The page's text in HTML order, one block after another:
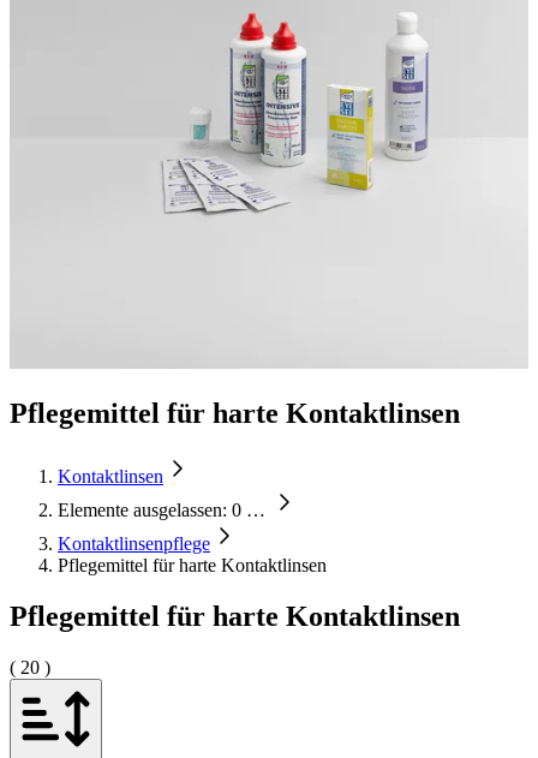
Pflegemittel für harte Kontaktlinsen
Kontaktlinsen
Elemente ausgelassen: 0 …
Kontaktlinsenpflege
Pflegemittel für harte Kontaktlinsen
Pflegemittel für harte Kontaktlinsen
( 20 )